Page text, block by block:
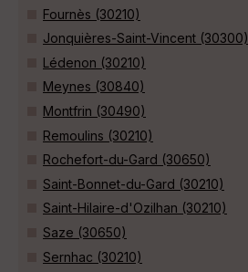
Fournès (30210)
Jonquières-Saint-Vincent (30300)
Lédenon (30210)
Meynes (30840)
Montfrin (30490)
Remoulins (30210)
Rochefort-du-Gard (30650)
Saint-Bonnet-du-Gard (30210)
Saint-Hilaire-d'Ozilhan (30210)
Saze (30650)
Sernhac (30210)